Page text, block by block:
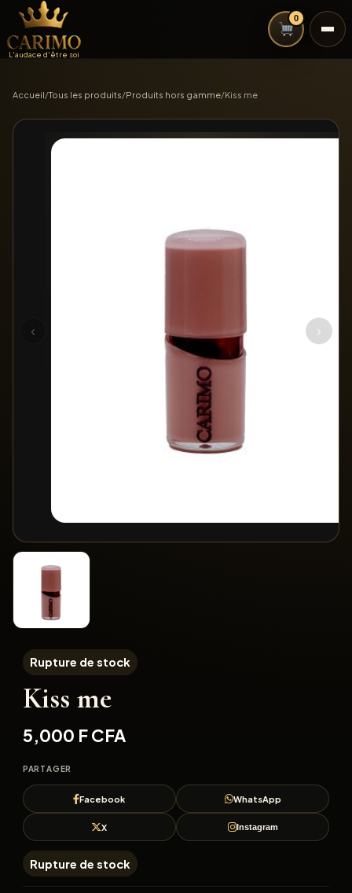
L'audace d'être soi
0
Accueil/Tous les produits/Produits hors gamme/Kiss me
‹ ›
Kiss me
5,000 F CFA
Rupture de stock
PARTAGER
Facebook WhatsApp
X Instagram
Rupture de stock